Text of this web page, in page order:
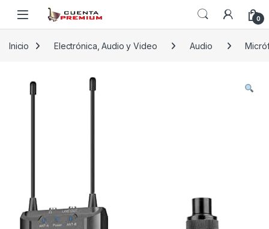
Skip to navigation
Skip to content
0
Inicio Electrónica, Audio y Video Audio